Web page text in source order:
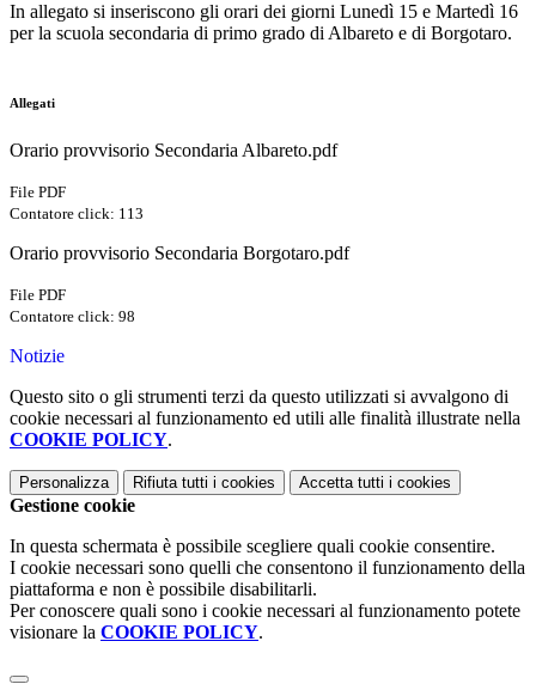
In allegato si inseriscono gli orari dei giorni Lunedì 15 e Martedì 16
per la scuola secondaria di primo grado di Albareto e di Borgotaro.
Allegati
Orario provvisorio Secondaria Albareto.pdf
File PDF
Contatore click: 113
Orario provvisorio Secondaria Borgotaro.pdf
File PDF
Contatore click: 98
Notizie
Questo sito o gli strumenti terzi da questo utilizzati si avvalgono di
cookie necessari al funzionamento ed utili alle finalità illustrate nella
COOKIE POLICY.
Personalizza Rifiuta tutti i cookies Accetta tutti i cookies
Gestione cookie
In questa schermata è possibile scegliere quali cookie consentire.
I cookie necessari sono quelli che consentono il funzionamento della
piattaforma e non è possibile disabilitarli.
Per conoscere quali sono i cookie necessari al funzionamento potete
visionare la COOKIE POLICY.